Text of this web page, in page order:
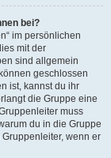
bei?
im persönlichen
mit der
sind allgemein
geschlossen
ist, kannst du ihr
die Gruppe eine
muss
du in die Gruppe
wenn er